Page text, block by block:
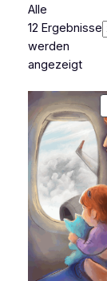
Alle
12 Ergebnisse
werden
angezeigt